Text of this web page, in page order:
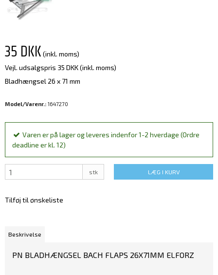
35 DKK (inkl. moms)
Vejl. udsalgspris 35 DKK(inkl. moms)
Bladhængsel 26 x 71 mm
Model/Varenr.: 1647270
Varen er på lager og leveres indenfor 1-2 hverdage (Ordre
deadline er kl. 12)
stk LÆG I KURV
Tilføj til ønskeliste
Beskrivelse
PN BLADHÆNGSEL BACH FLAPS 26X71MM ELFORZ